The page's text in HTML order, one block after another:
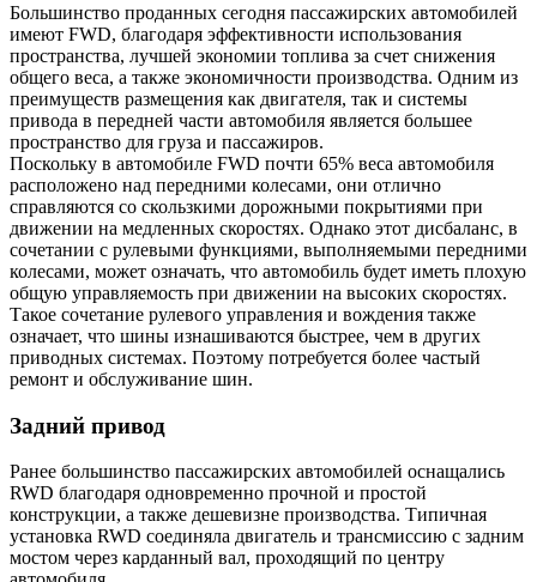
Большинство проданных сегодня пассажирских автомобилей
имеют FWD, благодаря эффективности использования
пространства, лучшей экономии топлива за счет снижения
общего веса, а также экономичности производства. Одним из
преимуществ размещения как двигателя, так и системы
привода в передней части автомобиля является большее
пространство для груза и пассажиров.
Поскольку в автомобиле FWD почти 65% веса автомобиля
расположено над передними колесами, они отлично
справляются со скользкими дорожными покрытиями при
движении на медленных скоростях. Однако этот дисбаланс, в
сочетании с рулевыми функциями, выполняемыми передними
колесами, может означать, что автомобиль будет иметь плохую
общую управляемость при движении на высоких скоростях.
Такое сочетание рулевого управления и вождения также
означает, что шины изнашиваются быстрее, чем в других
приводных системах. Поэтому потребуется более частый
ремонт и обслуживание шин.
Задний привод
Ранее большинство пассажирских автомобилей оснащались
RWD благодаря одновременно прочной и простой
конструкции, а также дешевизне производства. Типичная
установка RWD соединяла двигатель и трансмиссию с задним
мостом через карданный вал, проходящий по центру